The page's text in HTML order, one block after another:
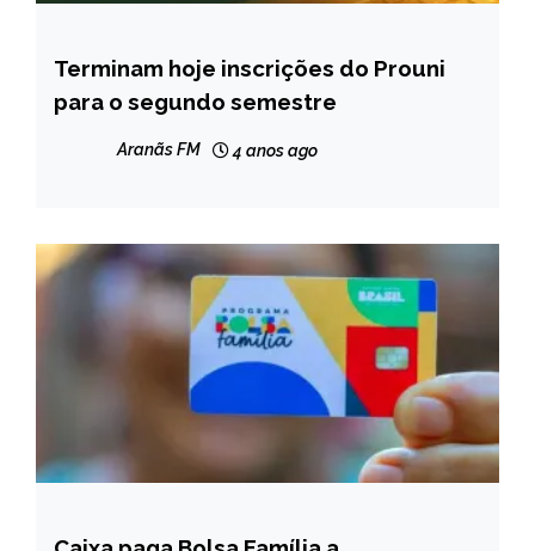
BRASIL
Terminam hoje inscrições do Prouni
para o segundo semestre
Aranãs FM 4 anos ago
BRASIL